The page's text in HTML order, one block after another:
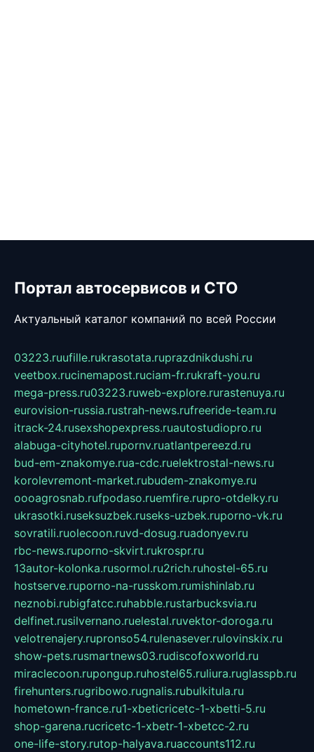
Портал автосервисов и СТО
Актуальный каталог компаний по всей России
03223.ruufille.rukrasotata.ruprazdnikdushi.ru
veetbox.rucinemapost.ruciam-fr.rukraft-you.ru
mega-press.ru03223.ruweb-explore.rurastenuya.ru
eurovision-russia.rustrah-news.rufreeride-team.ru
itrack-24.rusexshopexpress.ruautostudiopro.ru
alabuga-cityhotel.rupornv.ruatlantpereezd.ru
bud-em-znakomye.rua-cdc.ruelektrostal-news.ru
korolevremont-market.rubudem-znakomye.ru
oooagrosnab.rufpodaso.ruemfire.rupro-otdelky.ru
ukrasotki.ruseksuzbek.ruseks-uzbek.ruporno-vk.ru
sovratili.ruolecoon.ruvd-dosug.ruadonyev.ru
rbc-news.ruporno-skvirt.rukrospr.ru
13autor-kolonka.rusormol.ru2rich.ruhostel-65.ru
hostserve.ruporno-na-russkom.rumishinlab.ru
neznobi.rubigfatcc.ruhabble.rustarbucksvia.ru
delfinet.rusilvernano.ruelestal.ruvektor-doroga.ru
velotrenajery.rupronso54.rulenasever.rulovinskix.ru
show-pets.rusmartnews03.rudiscofoxworld.ru
miraclecoon.rupongup.ruhostel65.ruliura.ruglasspb.ru
firehunters.rugribowo.rugnalis.rubulkitula.ru
hometown-france.ru1-xbeticricetc-1-xbetti-5.ru
shop-garena.rucricetc-1-xbetr-1-xbetcc-2.ru
one-life-story.rutop-halyava.ruaccounts112.ru